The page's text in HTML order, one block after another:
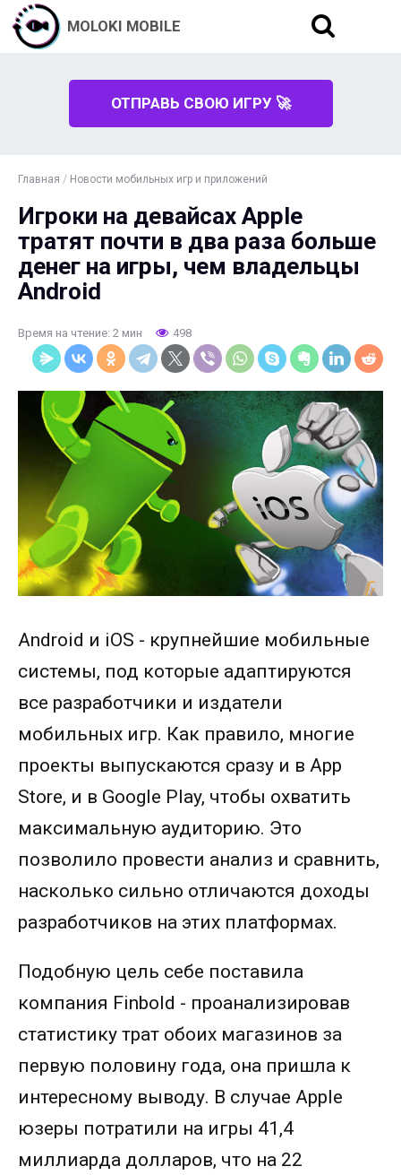
MOLOKI MOBILE
ОТПРАВЬ СВОЮ ИГРУ 🚀
Главная / Новости мобильных игр и приложений
Игроки на девайсах Apple
тратят почти в два раза больше
денег на игры, чем владельцы
Android
Время на чтение: 2 мин 498
Android и iOS - крупнейшие мобильные
системы, под которые адаптируются
все разработчики и издатели
мобильных игр. Как правило, многие
проекты выпускаются сразу и в App
Store, и в Google Play, чтобы охватить
максимальную аудиторию. Это
позволило провести анализ и сравнить,
насколько сильно отличаются доходы
разработчиков на этих платформах.
Подобную цель себе поставила
компания Finbold - проанализировав
статистику трат обоих магазинов за
первую половину года, она пришла к
интересному выводу. В случае Apple
юзеры потратили на игры 41,4
миллиарда долларов, что на 22